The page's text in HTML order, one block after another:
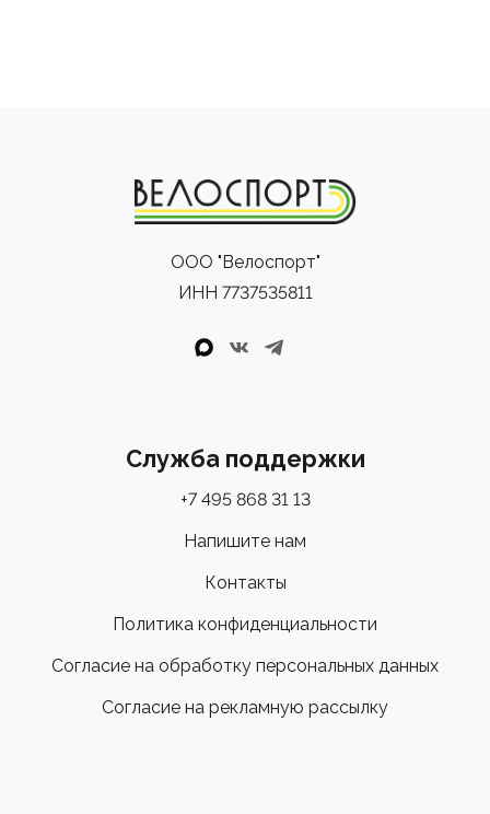
ООО "Велоспорт"
ИНН 7737535811
Служба поддержки
+7 495 868 31 13
Напишите нам
Контакты
Политика конфиденциальности
Согласие на обработку персональных данных
Согласие на рекламную рассылку